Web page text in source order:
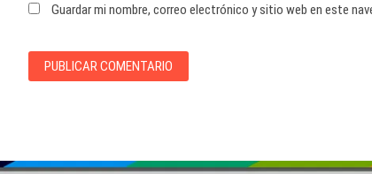
Guardar mi nombre, correo electrónico y sitio web en este